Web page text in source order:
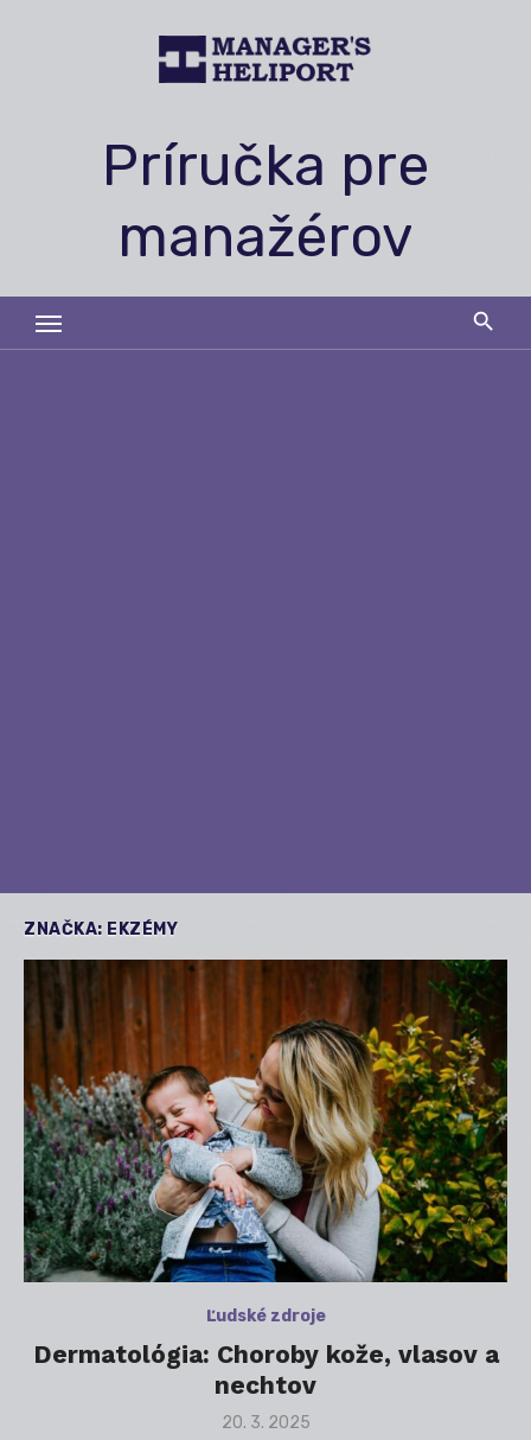
Príručka pre
manažérov
ZNAČKA: EKZÉMY
Ľudské zdroje
Dermatológia: Choroby kože, vlasov a
nechtov
Posted
20. 3. 2025